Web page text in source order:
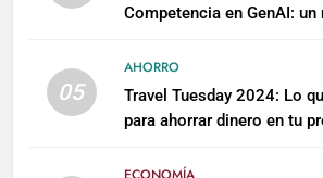
Competencia en GenAI:
05
AHORRO
Travel Tuesday 2024: Lo
para ahorrar dinero en tu